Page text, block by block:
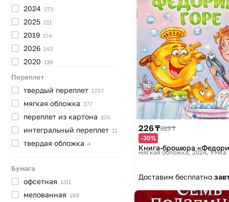
2024 273
2025 211
2019 174
2026 143
2020 139
2018103
201642
201538
201433
201732
201317
2011
20103
20082
Переплет
твердый переплет 1707
мягкая обложка 377
переплет из картона 100
интегральный переплет 11
твердая обложка 4
Бумага
офсетная 1311
мелованная 198
226 ₸323 ₸
-30%
Книга-брошюра
мягкая обложка, 2024 УМка
Доставим бесплатно